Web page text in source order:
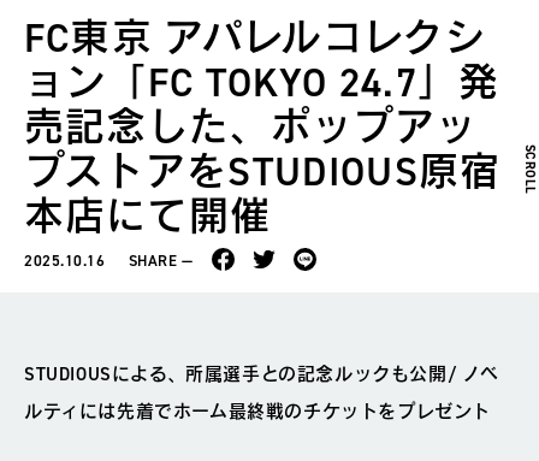
FC東京 アパレルコレクシ
ョン「FC TOKYO 24.7」発
売記念した、ポップアッ
プストアをSTUDIOUS原宿
本店にて開催
2025.10.16 SHARE
SCROLL
STUDIOUSによる、所属選手との記念ルックも公開/ ノベ
ルティには先着でホーム最終戦のチケットをプレゼント